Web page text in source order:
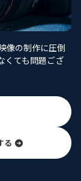
像の制作に圧倒
くても問題ござ
る